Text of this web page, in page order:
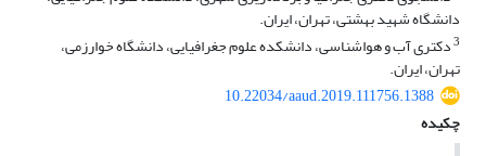
دانشگاه شهید بهشتی، تهران، ایران.
3دکتری آب و هواشناسی، دانشکده علوم جغرافیایی، دانشگاه خوارزمی،
تهران، ایران.
10.22034/aaud.2019.111756.1388
چکیده